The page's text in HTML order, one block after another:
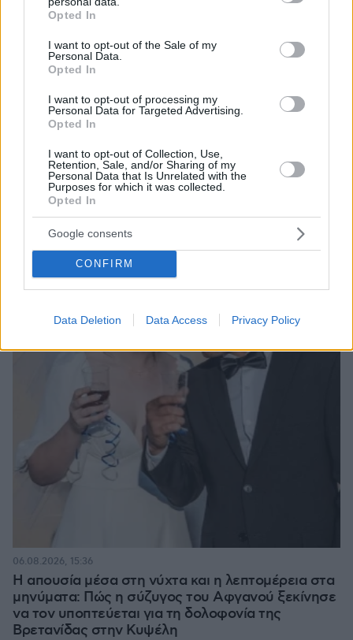
grant or deny consent to Google and its third-party tags to
use your data for below specified purposes in below Google
consent section.
Opted In
I want to opt-out of the Sale of my
Personal Data.
Opted In
I want to opt-out of processing my
Personal Data for Targeted Advertising.
Opted In
I want to opt-out of Collection, Use,
Retention, Sale, and/or Sharing of my
Personal Data that Is Unrelated with the
Purposes for which it was collected.
Opted In
Google consents
CONFIRM
Data Deletion Data Access Privacy Policy
Η αποκαλυπτική κατάθεση της συζύγου του
Αφγανού: Πώς γνωρίσαμε τη Λίσα, γιατί
υποψιάστηκα ότι ήταν το πτώμα στη βαλίτσα
06.08.2026, 12:32
Η απουσία μέσα στη νύχτα και η λεπτομέρεια στα
μηνύματα: Πώς η σύζυγος του Αφγανού ξεκίνησε
να τον υποπτεύεται για τη δολοφονία της
Βρετανίδας στην Κυψέλη
06.08.2026, 15:36